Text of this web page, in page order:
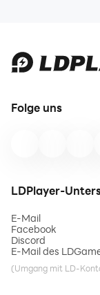
Folge uns
LDPlayer-
E-Mail
Facebook
Discord
E-Mail des
(Umgang mit LD-